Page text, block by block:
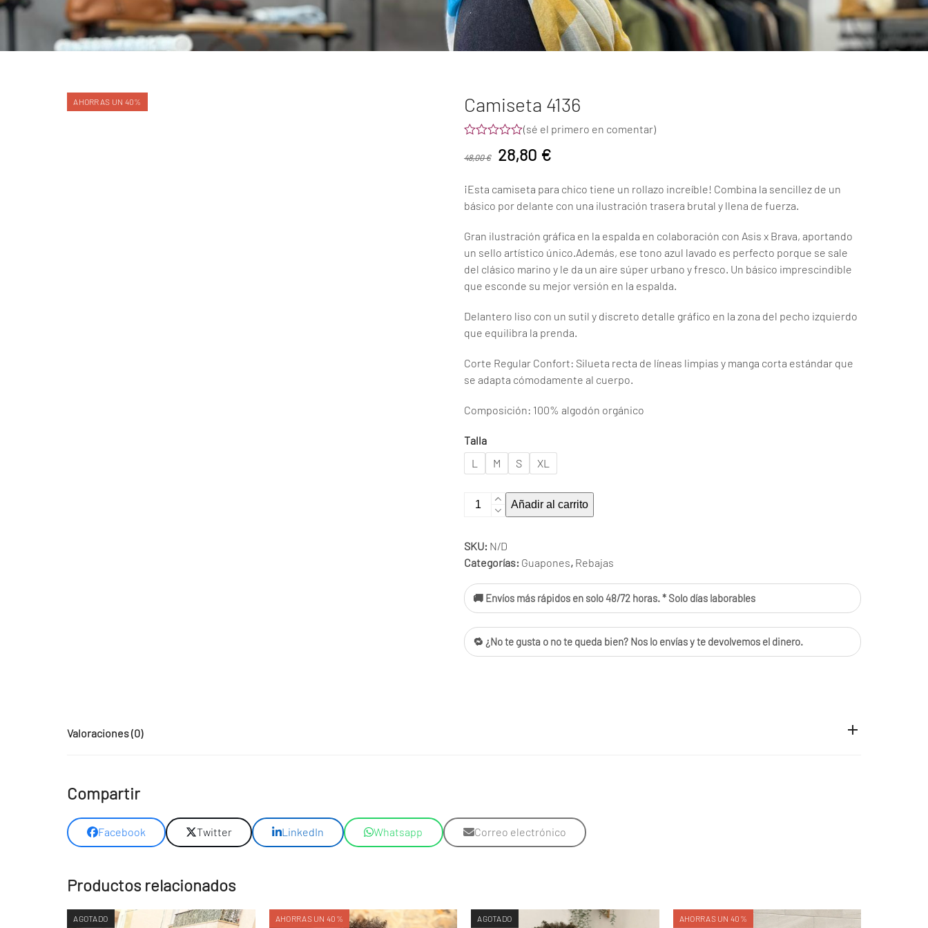
AHORRAS UN 40% Camiseta 4136
con
5
(sé el primero en comentar)
48,00€
El
original
era:
48,00 €.
28,80 €El
actual
es:
28,80 €.
¡Esta camiseta para chico tiene un rollazo increíble! Combina la sencillez de un
básico por delante con una ilustración trasera brutal y llena de fuerza.
Gran ilustración gráfica en la espalda en colaboración con Asis x Brava, aportando
un sello artístico único.Además, ese tono azul lavado es perfecto porque se sale
del clásico marino y le da un aire súper urbano y fresco. Un básico imprescindible
que esconde su mejor versión en la espalda.
Delantero liso con un sutil y discreto detalle gráfico en la zona del pecho izquierdo
que equilibra la prenda.
Corte Regular Confort: Silueta recta de líneas limpias y manga corta estándar que
se adapta cómodamente al cuerpo.
Composición: 100% algodón orgánico
Talla
L
M S XL
Camiseta
Añadir al carrito
SKU: N/D
Categorías: Guapones, Rebajas
🚚 Envíos más rápidos en solo 48/72 horas. * Solo días laborables
🔁 ¿No te gusta o no te queda bien? Nos lo envías y te devolvemos el dinero.
Valoraciones (0)
Compartir
Facebook Twitter LinkedIn Whatsapp Correo electrónico
Productos relacionados
AGOTADO AHORRAS UN 40% AGOTADO AHORRAS UN 40%